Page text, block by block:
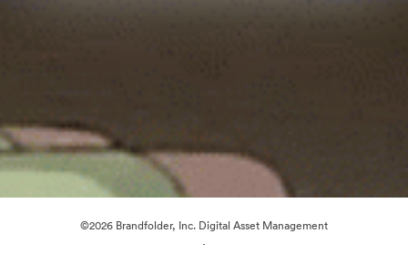
©2026 Brandfolder, Inc. Digital Asset Management
·